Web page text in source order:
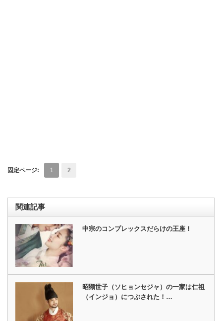
固定ページ: 1 2
関連記事
中宗のコンプレックスだらけの王座！
昭顕世子（ソヒョンセジャ）の一家は仁祖
（インジョ）につぶされた！…